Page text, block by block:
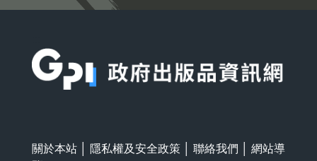
關於本站 隱私權及安全政策 聯絡我們
網站導